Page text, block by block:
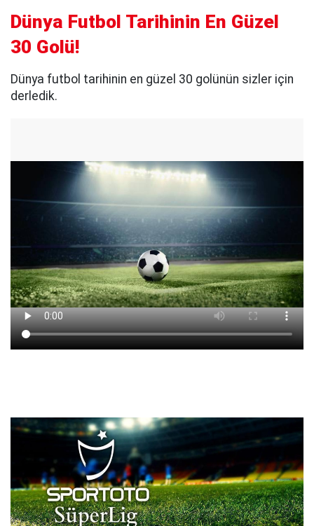
Dünya Futbol Tarihinin En Güzel
30 Golü!
Dünya futbol tarihinin en güzel 30 golünün sizler için
derledik.